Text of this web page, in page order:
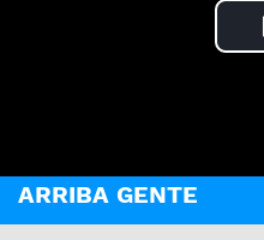
ARRIBA GENTE